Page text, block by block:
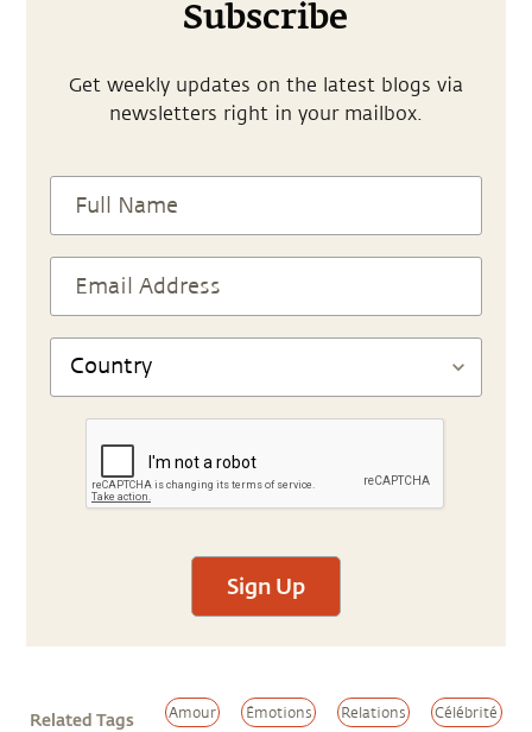
Subscribe
Get weekly updates on the latest blogs via
newsletters right in your mailbox.
Sign Up
Related Tags Amour Émotions Relations Célébrité